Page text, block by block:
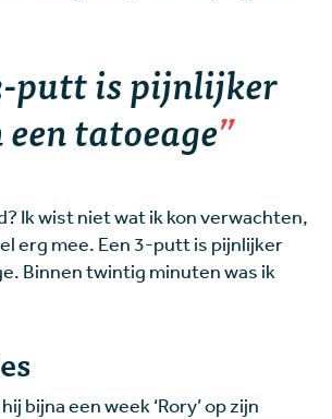
putt is pijnlijker
tatoeage
Ik wist niet wat ik kon verwachten,
erg mee. Een 3-putt is pijnlijker
Binnen twintig minuten was ik
bijna een week ‘Rory’ op zijn